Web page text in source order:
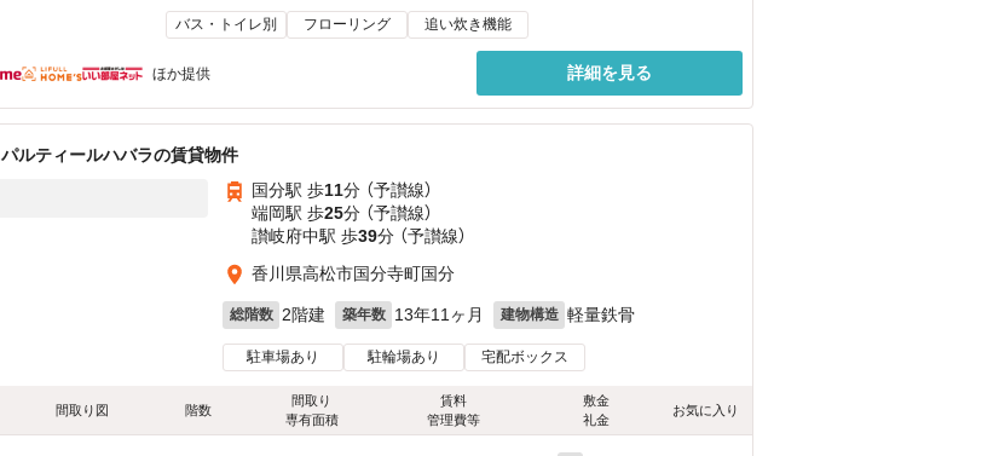
バス・トイレ別 フローリング 追い炊き機能
ほか提供 詳細を見る
パルティールハバラの賃貸物件
国分駅 歩11分 （予讃線）
端岡駅 歩25分 （予讃線）
讃岐府中駅 歩39分 （予讃線）
香川県高松市国分寺町国分
総階数 2階建 築年数 13年11ヶ月 建物構造 軽量鉄骨
駐車場あり 駐輪場あり 宅配ボックス
間取り図 階数
間取り
専有面積
賃料
管理費等
敷金
礼金
お気に入り